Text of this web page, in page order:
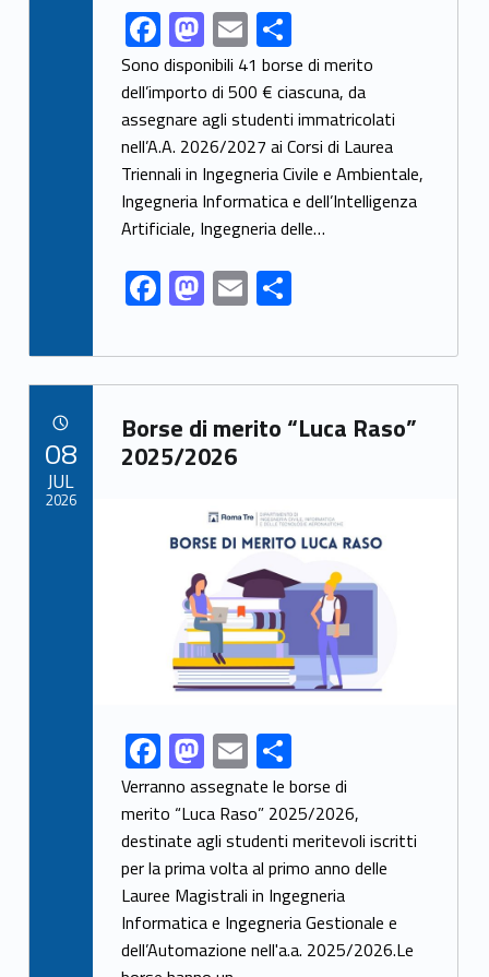
Link identifier share facebook archive #share-link-archive-75542F
ac
e
b
o
o
k
M
as
to
d
o
n
E
m
ai
l
S
h
ar
e
Sono disponibili 41 borse di merito
dell’importo di 500 € ciascuna, da
assegnare agli studenti immatricolati
nell’A.A. 2026/2027 ai Corsi di Laurea
Triennali in Ingegneria Civile e Ambientale,
Ingegneria Informatica e dell’Intelligenza
Artificiale, Ingegneria delle…
F
ac
e
b
o
o
M
as
to
d
o
n
E
m
ai
l
S
h
ar
e
Link identifier archive #link-archive-25552
Borse di merito “Luca Raso”
2025/2026
Link identifier share facebook archive #share-link-archive-67057F
ac
e
b
o
o
k
M
as
to
d
o
n
E
m
ai
l
S
h
ar
e
Verranno assegnate le borse di
merito “Luca Raso” 2025/2026,
destinate agli studenti meritevoli iscritti
per la prima volta al primo anno delle
Lauree Magistrali in Ingegneria
Informatica e Ingegneria Gestionale e
dell’Automazione nell'a.a. 2025/2026.Le
08
JUL
2026